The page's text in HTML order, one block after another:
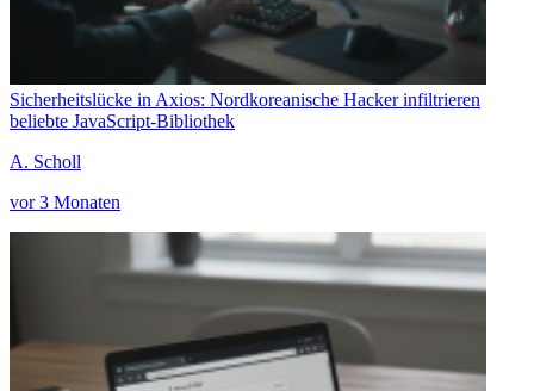
Sicherheitslücke in Axios: Nordkoreanische Hacker infiltrieren
beliebte JavaScript-Bibliothek
A. Scholl
vor 3 Monaten